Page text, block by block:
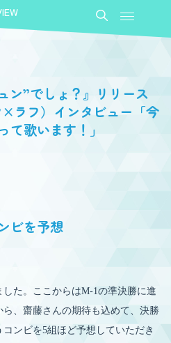
ン”でしょ？』リリース
ラフ）インタビュー「今
て歌います！」
ビを予想
した。ここからはM-1の準決勝に進
ら、齋藤さんの期待も込めて、決勝
ンビを5組ほど予想していただき